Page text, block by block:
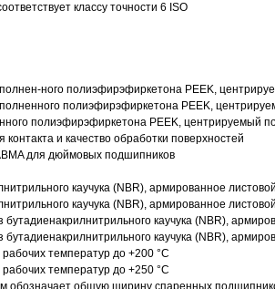
классу точности 6 ISO
ного полиэфирэфиркетона PEEK,
полиэфирэфиркетона PEEK,
полиэфирэфиркетона PEEK, центрируемый
и качество обработки поверхностей
для дюймовых подшипников
каучука (NBR), армированное
каучука (NBR), армированное
бутадиенакрилнитрильного каучука (NBR),
бутадиенакрилнитрильного каучука (NBR),
температур до +200 °C
температур до +250 °C
обозначает общую ширину спаренных